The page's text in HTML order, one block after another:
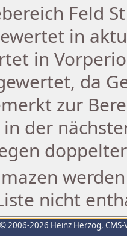
Feld
in
in
da
zur
der
nicht
© 2006-2026 Heinz Herzog,